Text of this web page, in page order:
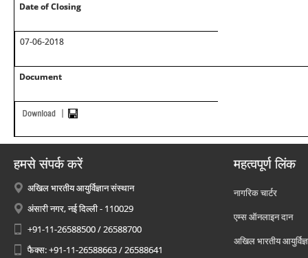
Date of Closing
07-06-2018
Document
हमसे संपर्क करें
अखिल भारतीय आयुर्विज्ञान संस्थान
अंसारी नगर, नई दिल्ली - 110029
+91-11-26588500 / 26588700
फैक्स: +91-11-26588663 / 26588641
महत्वपूर्ण लिंक
नागरिक चार्टर
एम्स ऑनलाइन दान
अखिल भारतीय